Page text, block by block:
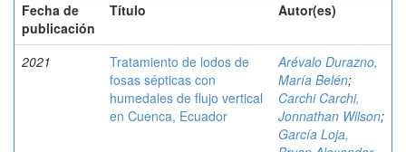
Fecha de
publicación
Título Autor(es)
2021
Tratamiento de lodos de
fosas sépticas con
humedales de flujo vertical
en Cuenca, Ecuador
Arévalo Durazno,
María Belén;
Carchi Carchi,
Jonnathan Wilson;
García Loja,